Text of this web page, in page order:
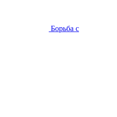
Борьба с